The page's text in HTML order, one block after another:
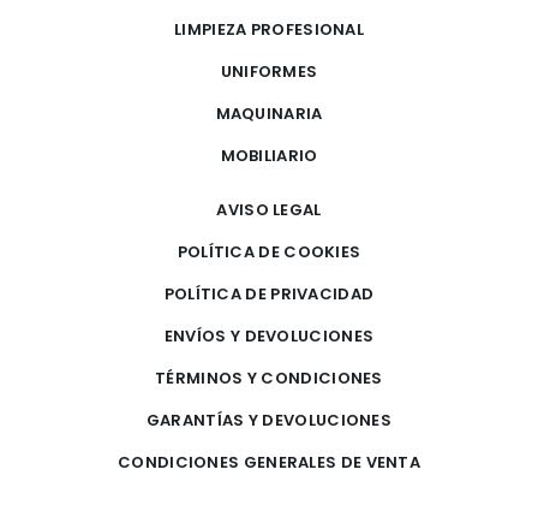
LIMPIEZA PROFESIONAL
UNIFORMES
MAQUINARIA
MOBILIARIO
AVISO LEGAL
POLÍTICA DE COOKIES
POLÍTICA DE PRIVACIDAD
ENVÍOS Y DEVOLUCIONES
TÉRMINOS Y CONDICIONES
GARANTÍAS Y DEVOLUCIONES
CONDICIONES GENERALES DE VENTA